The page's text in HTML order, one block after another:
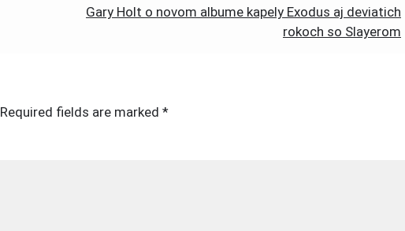
Gary Holt o novom albume kapely Exodus aj deviatich
rokoch so Slayerom
Required fields are marked *